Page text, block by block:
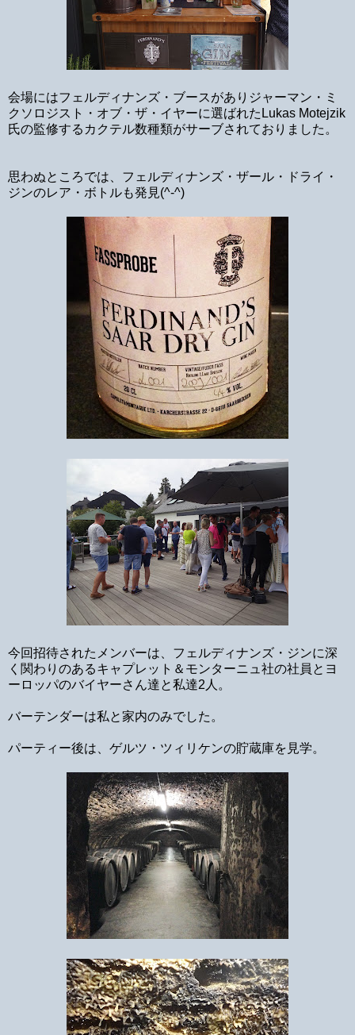
会場にはフェルディナンズ・ブースがありジャーマン・ミ
クソロジスト・オブ・ザ・イヤーに選ばれたLukas Motejzik
氏の監修するカクテル数種類がサーブされておりました。
思わぬところでは、フェルディナンズ・ザール・ドライ・
ジンのレア・ボトルも発見(^-^)
今回招待されたメンバーは、フェルディナンズ・ジンに深
く関わりのあるキャプレット＆モンターニュ社の社員とヨ
ーロッパのバイヤーさん達と私達2人。
バーテンダーは私と家内のみでした。
パーティー後は、ゲルツ・ツィリケンの貯蔵庫を見学。